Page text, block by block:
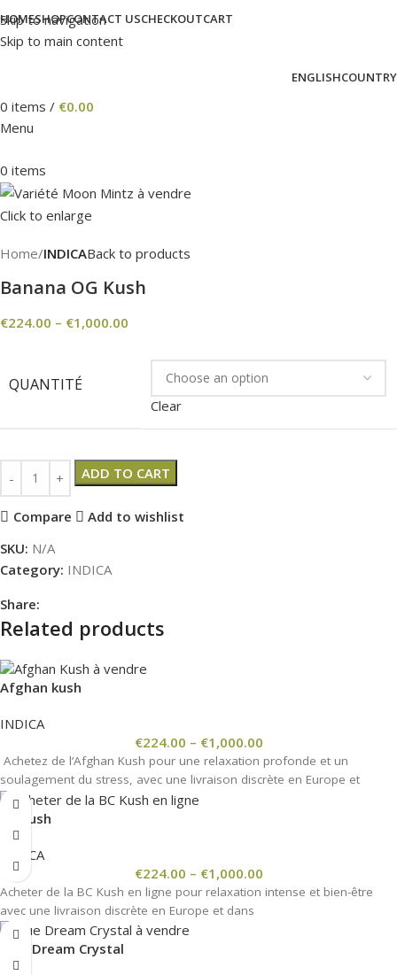
Skip to navigation
Skip to main content
HOMESHOPCONTACT USCHECKOUTCART
ENGLISHCOUNTRY
0 items / €0.00
Menu
0 items
Click to enlarge
Home INDICABack to products
Banana OG Kush
€224.00 – €1,000.00
QUANTITÉ
Clear
ADD TO CART
Compare
Add to wishlist
SKU: N/A
Category: INDICA
Share:
Related products
Afghan kush
INDICA
€224.00 – €1,000.00
Achetez de l’Afghan Kush pour une relaxation profonde et un
soulagement du stress, avec une livraison discrète en Europe et
BC Kush
INDICA
€224.00 – €1,000.00
Acheter de la BC Kush en ligne pour relaxation intense et bien-être
avec une livraison discrète en Europe et dans
Blue Dream Crystal